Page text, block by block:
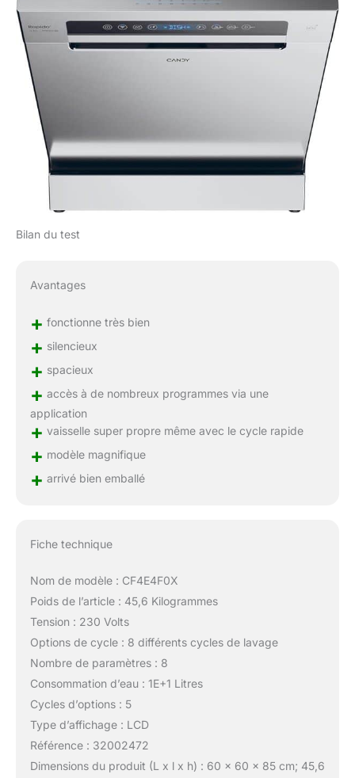
Bilan du test
Avantages
+ fonctionne très bien
+ silencieux
+ spacieux
+ accès à de nombreux programmes via une
application
+ vaisselle super propre même avec le cycle rapide
+ modèle magnifique
+ arrivé bien emballé
Fiche technique
Nom de modèle : CF4E4F0X
Poids de l’article : 45,6 Kilogrammes
Tension : 230 Volts
Options de cycle : 8 différents cycles de lavage
Nombre de paramètres : 8
Consommation d’eau : 1E+1 Litres
Cycles d’options : 5
Type d’affichage : LCD
Référence : 32002472
Dimensions du produit (L x l x h) : 60 x 60 x 85 cm; 45,6